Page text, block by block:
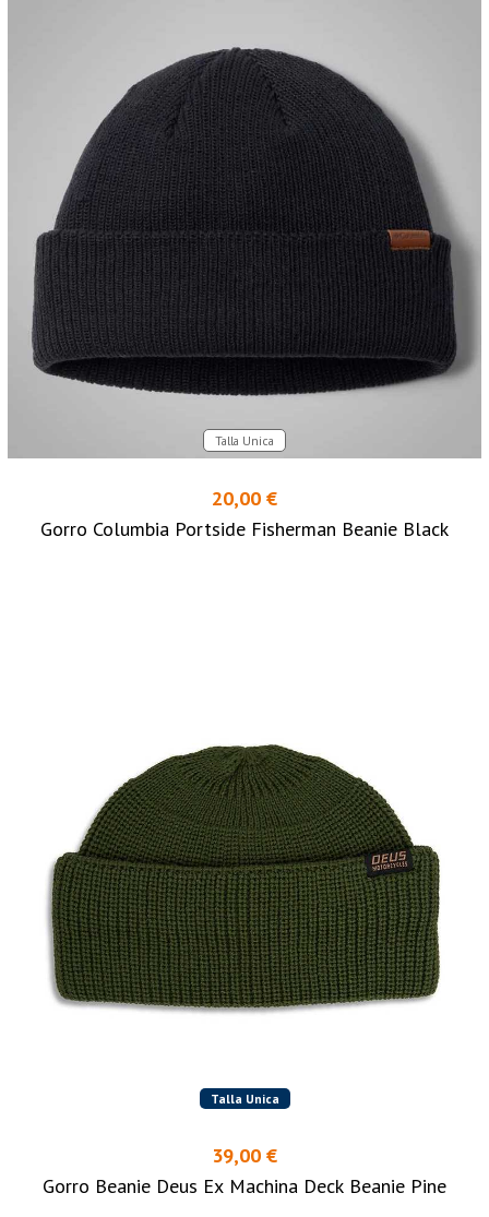
Talla Unica
20,00 €
Gorro Columbia Portside Fisherman Beanie Black
Talla Unica
39,00 €
Gorro Beanie Deus Ex Machina Deck Beanie Pine